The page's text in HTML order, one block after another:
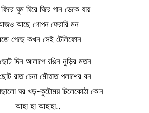
ঘুম ঘিরে ঘিরে গান ডেকে যায়
আছে গোপন ফেরারি মন
গেছে কখন সেই টেলিফোন
দিন আলাপে রঙিন নুড়ির মতন
রাত চেনা মৌতাত পলাশের বন
ঘর খড়-কুটোময় চিলেকোঠা কোন
আহা হা আহাহা..